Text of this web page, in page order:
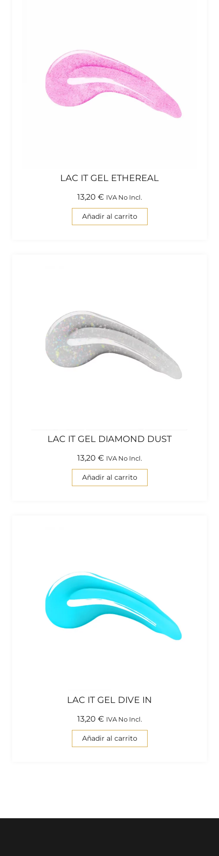
LAC IT GEL ETHEREAL
13,20 € IVA No Incl.
Añadir al carrito
LAC IT GEL DIAMOND DUST
13,20 € IVA No Incl.
Añadir al carrito
LAC IT GEL DIVE IN
13,20 € IVA No Incl.
Añadir al carrito